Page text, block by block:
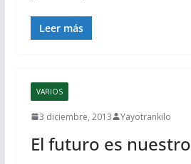
Leer más
VARIOS
3 diciembre, 2013 Yayotrankilo
El futuro es nuestro